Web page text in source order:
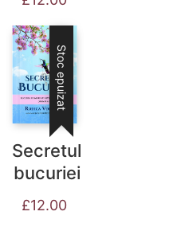
Stoc epuizat
Secretul
bucuriei
£12.00